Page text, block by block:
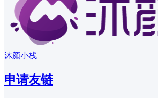
沐颜小栈
申请友链